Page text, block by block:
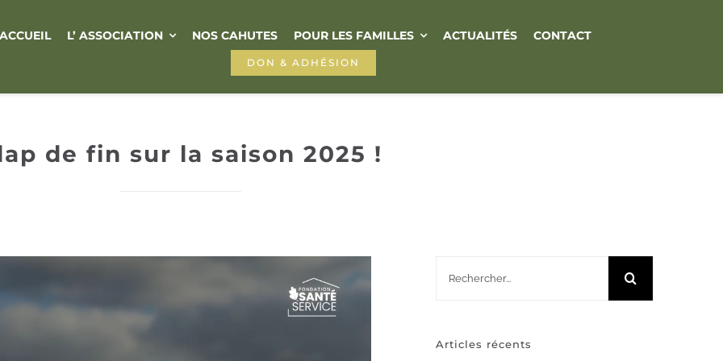
ACCUEIL L’ ASSOCIATION NOS CAHUTES POUR LES FAMILLES ACTUALITÉS CONTACT
DON & ADHÉSION
de fin sur la saison 2025 !
Articles récents